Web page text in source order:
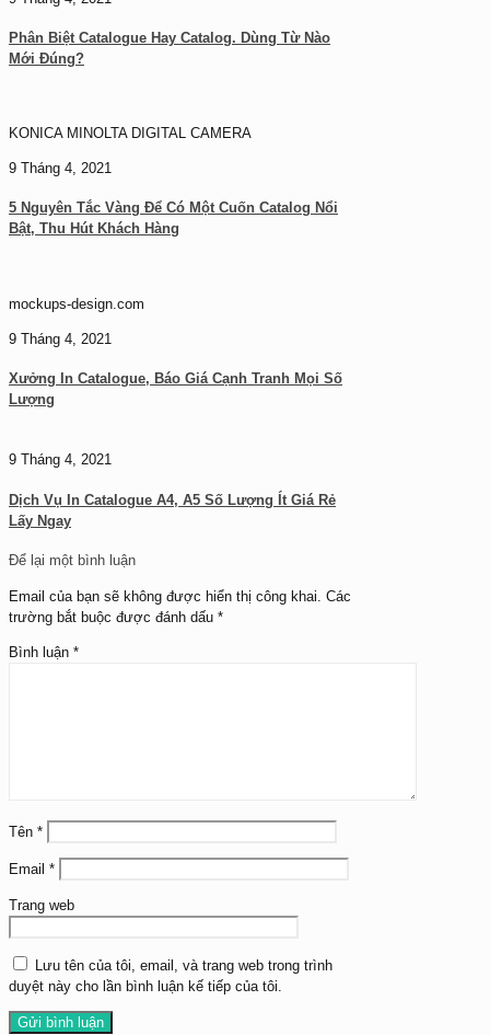
Phân Biệt Catalogue Hay Catalog. Dùng Từ Nào
Mới Đúng?
KONICA MINOLTA DIGITAL CAMERA
9 Tháng 4, 2021
5 Nguyên Tắc Vàng Để Có Một Cuốn Catalog Nổi
Bật, Thu Hút Khách Hàng
mockups-design.com
9 Tháng 4, 2021
Xưởng In Catalogue, Báo Giá Cạnh Tranh Mọi Số
Lượng
9 Tháng 4, 2021
Dịch Vụ In Catalogue A4, A5 Số Lượng Ít Giá Rẻ
Lấy Ngay
Để lại một bình luận
Email của bạn sẽ không được hiển thị công khai. Các
trường bắt buộc được đánh dấu *
Bình luận *
Tên *
Email *
Trang web
Lưu tên của tôi, email, và trang web trong trình
duyệt này cho lần bình luận kế tiếp của tôi.